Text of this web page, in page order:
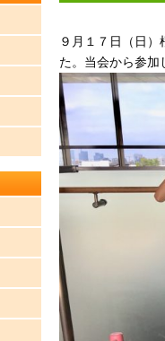
９月１７日（日
た。当会から参加